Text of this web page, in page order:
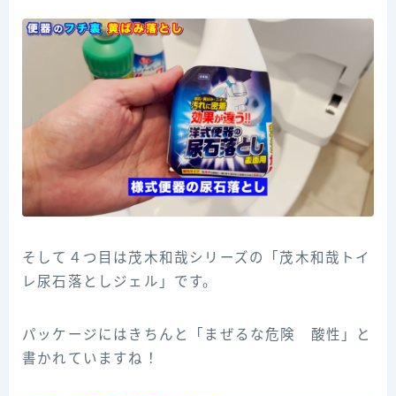
そして４つ目は茂木和哉シリーズの「茂木和哉トイ
レ尿石落としジェル」です。
パッケージにはきちんと「まぜるな危険 酸性」と
書かれていますね！